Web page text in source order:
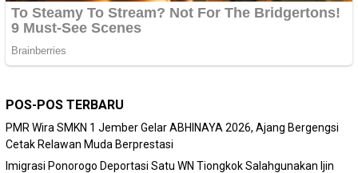
POS-POS TERBARU
PMR Wira SMKN 1 Jember Gelar ABHINAYA 2026, Ajang Bergengsi
Cetak Relawan Muda Berprestasi
Imigrasi Ponorogo Deportasi Satu WN Tiongkok Salahgunakan Ijin